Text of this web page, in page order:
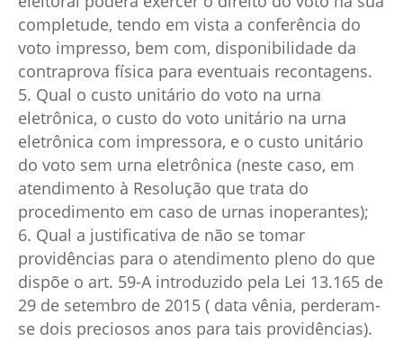
completude, tendo em vista a conferência do
voto impresso, bem com, disponibilidade da
contraprova física para eventuais recontagens.
5. Qual o custo unitário do voto na urna
eletrônica, o custo do voto unitário na urna
eletrônica com impressora, e o custo unitário
do voto sem urna eletrônica (neste caso, em
atendimento à Resolução que trata do
procedimento em caso de urnas inoperantes);
6. Qual a justificativa de não se tomar
providências para o atendimento pleno do que
dispõe o art. 59-A introduzido pela Lei 13.165 de
29 de setembro de 2015 ( data vênia, perderam-
se dois preciosos anos para tais providências).